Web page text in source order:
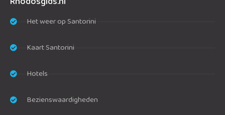
Het weer op Santorini
Kaart Santorini
Hotels
Bezienswaardigheden